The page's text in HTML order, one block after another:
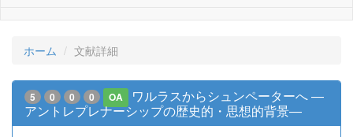
ホーム 文献詳細
5 0 0 0 OA
ワルラスからシュンペーターへ ―
アントレプレナーシップの歴史的・思想的背景―